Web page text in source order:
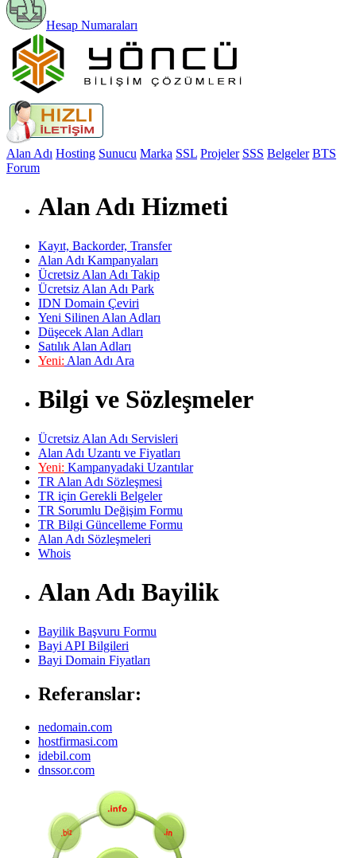
Hesap Numaraları
Alan Adı Hosting Sunucu Marka SSL Projeler SSS Belgeler BTS
Forum
Alan Adı Hizmeti
Kayıt, Backorder, Transfer
Alan Adı Kampanyaları
Ücretsiz Alan Adı Takip
Ücretsiz Alan Adı Park
IDN Domain Çeviri
Yeni Silinen Alan Adları
Düşecek Alan Adları
Satılık Alan Adları
Yeni: Alan Adı Ara
Bilgi ve Sözleşmeler
Ücretsiz Alan Adı Servisleri
Alan Adı Uzantı ve Fiyatları
Yeni: Kampanyadaki Uzantılar
TR Alan Adı Sözleşmesi
TR için Gerekli Belgeler
TR Sorumlu Değişim Formu
TR Bilgi Güncelleme Formu
Alan Adı Sözleşmeleri
Whois
Alan Adı Bayilik
Bayilik Başvuru Formu
Bayi API Bilgileri
Bayi Domain Fiyatları
Referanslar:
nedomain.com
hostfirmasi.com
idebil.com
dnssor.com